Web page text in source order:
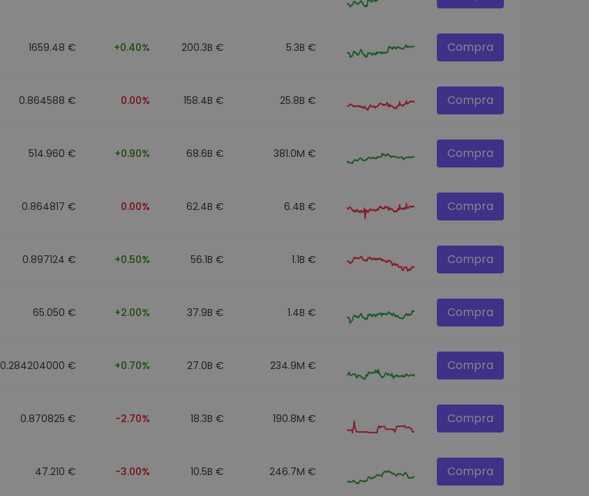
1659.48 € +0.40% 200.3B € 5.3B € Compra
0.864588 € 0.00% 158.4B € 25.8B € Compra
514.960 € +0.90% 68.6B € 381.0M € Compra
0.864817 € 0.00% 62.4B € 6.4B € Compra
0.897124 € +0.50% 56.1B € 1.1B € Compra
65.050 € +2.00% 37.9B € 1.4B € Compra
0.284204000 € +0.70% 27.0B € 234.9M € Compra
0.870825 € -2.70% 18.3B € 190.8M € Compra
47.210 € -3.00% 10.5B € 246.7M € Compra